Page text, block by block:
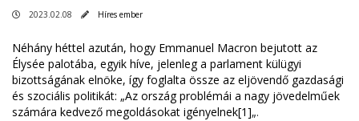
2023.02.08 Híres ember
Néhány héttel azután, hogy Emmanuel Macron bejutott az
Élysée palotába, egyik híve, jelenleg a parlament külügyi
bizottságának elnöke, így foglalta össze az eljövendő gazdasági
és szociális politikát: „Az ország problémái a nagy jövedelműek
számára kedvező megoldásokat igényelnek[1]„.